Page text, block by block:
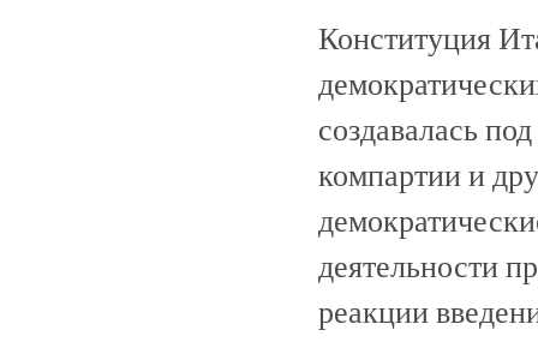
Конституция
создавалась
компартии и
деятельности
реакции